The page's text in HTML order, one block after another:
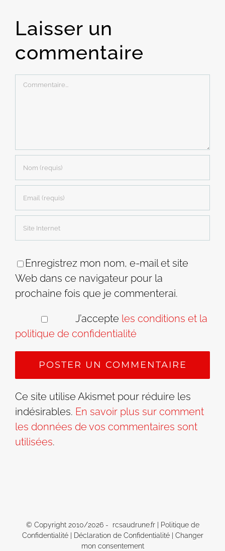
Laisser un
commentaire
Commentaire
Enregistrez mon nom, e-mail et site
Web dans ce navigateur pour la
prochaine fois que je commenterai.
J’accepte les conditions et la
politique de confidentialité
Ce site utilise Akismet pour réduire les
indésirables. En savoir plus sur comment
les données de vos commentaires sont
utilisées.
© Copyright 2010/2026 - rcsaudrune.fr |
Politique de
Confidentialité| Déclaration de Confidentialité| Changer
mon consentement